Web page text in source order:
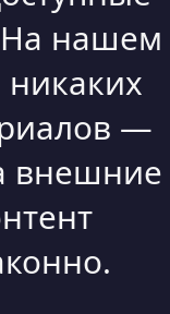
На нашем
никаких
—
внешние